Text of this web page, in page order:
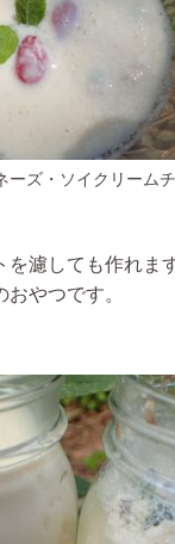
ーズ・ソイクリーム
を濾しても作れま
やつです。